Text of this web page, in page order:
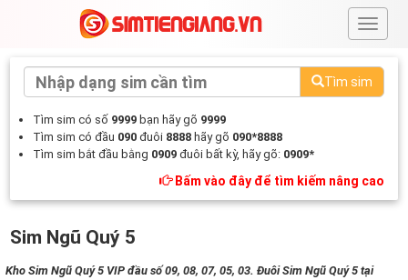
#
Tìm sim
Tìm sim có số 9999 bạn hãy gõ 9999
Tìm sim có đầu 090 đuôi 8888 hãy gõ 090*8888
Tìm sim bắt đầu bằng 0909 đuôi bất kỳ, hãy gõ: 0909*
Bấm vào đây để tìm kiếm nâng cao
Sim Ngũ Quý 5
Kho Sim Ngũ Quý 5 VIP đầu số 09, 08, 07, 05, 03. Đuôi Sim Ngũ Quý 5 tại